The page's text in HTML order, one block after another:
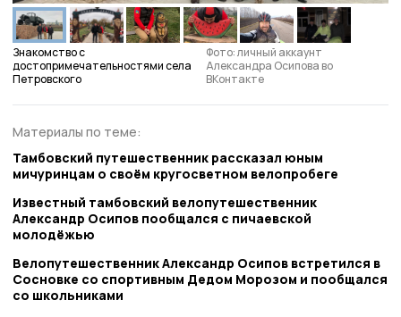
Знакомство с
достопримечательностями села
Петровского
Фото: личный аккаунт
Александра Осипова во
ВКонтакте
Материалы по теме:
Тамбовский путешественник рассказал юным
мичуринцам о своём кругосветном велопробеге
Известный тамбовский велопутешественник
Александр Осипов пообщался с пичаевской
молодёжью
Велопутешественник Александр Осипов встретился в
Сосновке со спортивным Дедом Морозом и пообщался
со школьниками